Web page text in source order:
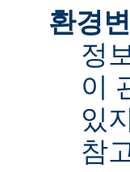
환경
정
이
있
참